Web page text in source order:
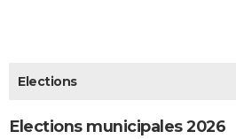
CARTE DE VOEUX
Elections
Elections municipales 2026